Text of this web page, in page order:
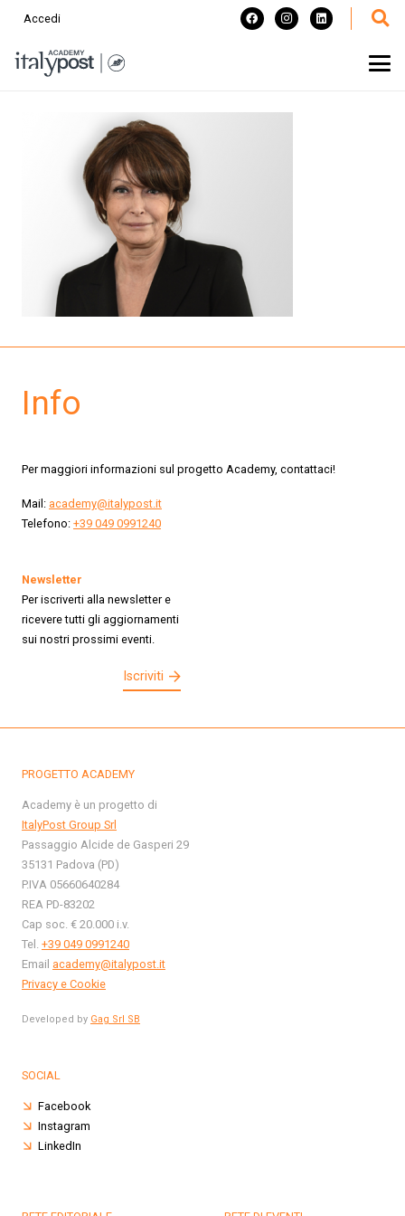
Accedi
Info
Per maggiori informazioni sul progetto Academy, contattaci!
Mail: academy@italypost.it
Telefono: +39 049 0991240
Newsletter
Per iscriverti alla newsletter e
ricevere tutti gli aggiornamenti
sui nostri prossimi eventi.
Iscriviti
PROGETTO ACADEMY
Academy è un progetto di
ItalyPost Group Srl
Passaggio Alcide de Gasperi 29
35131 Padova (PD)
P.IVA 05660640284
REA PD-83202
Cap soc. € 20.000 i.v.
Tel. +39 049 0991240
Email academy@italypost.it
Privacy e Cookie
Developed by Gag Srl SB
SOCIAL
Facebook
Instagram
LinkedIn